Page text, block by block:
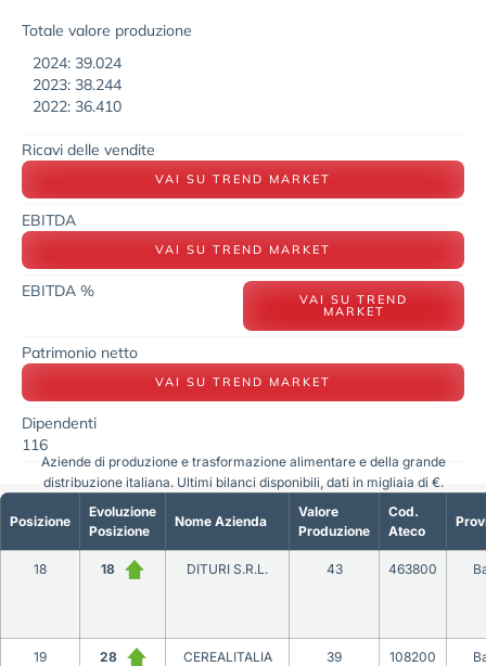
Totale valore produzione
2024: 39.024
2023: 38.244
2022: 36.410
Ricavi delle vendite
VAI SU TREND MARKET
EBITDA
VAI SU TREND MARKET
EBITDA % VAI SU TREND
MARKET
Patrimonio netto
VAI SU TREND MARKET
Dipendenti
116
Posizione
Evoluzione
Posizione
Nome Azienda
Valore
Produzione
Cod.
Ateco
18 18 DITURI S.R.L. 43 463800
19 28
CEREALITALIA
39 108200
Aziende di produzione e trasformazione alimentare e della grande
distribuzione italiana. Ultimi bilanci disponibili, dati in migliaia di €.